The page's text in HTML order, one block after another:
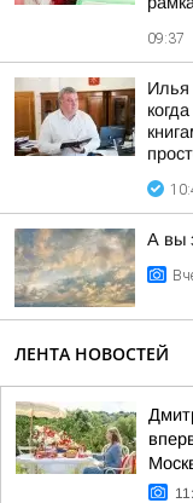
09:37
Илья
А вы
ЛЕНТА НОВОСТЕЙ